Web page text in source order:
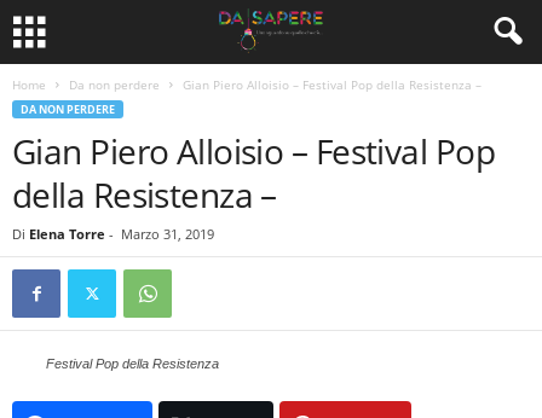
Home Da non perdere Gian Piero Alloisio – Festival Pop della Resistenza –
DA NON PERDERE
Gian Piero Alloisio – Festival Pop
della Resistenza –
Di Elena Torre - Marzo 31, 2019
Festival Pop della Resistenza